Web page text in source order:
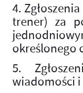
4.
trener) za
określonego
5.
wiadomości